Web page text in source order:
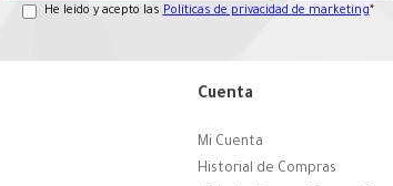
He leído y acepto las Políticas de privacidad de marketing*
Cuenta
Mi Cuenta
Historial de Compras